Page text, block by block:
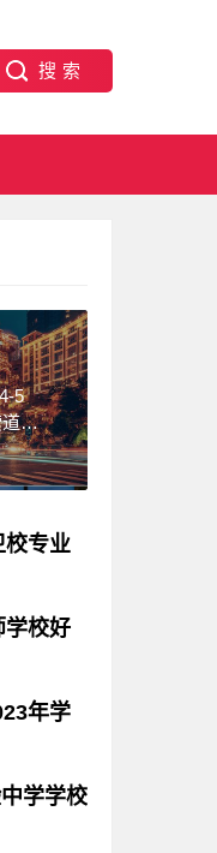
5
，
攻
校专业
有哪些?
们就读什
说适合自
调研，都
校毕业后
院内从事
作，就业
学校好
的专业之
恼，因为
今后的学
于云南幼
相关问
简单的介
年学
点与孩子
境，而家
收费。选
学学校